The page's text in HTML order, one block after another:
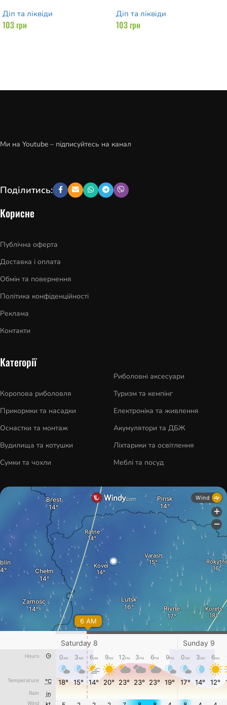
Діп та ліквіди
103грн
Діп та ліквіди
103грн
Ми на Youtube – підписуйтесь на канал
Поділитись:
Корисне
Публічна оферта
Доставка і оплата
Обмін та повернення
Політика конфіденційності
Реклама
Контакти
Категорії
Коропова риболовля
Прикормки та насадки
Оснастки та монтаж
Вудилища та котушки
Сумки та чохли
Риболовні аксесуари
Туризм та кемпінг
Електроніка та живлення
Акумулятори та ДБЖ
Ліхтарики та освітлення
Меблі та посуд